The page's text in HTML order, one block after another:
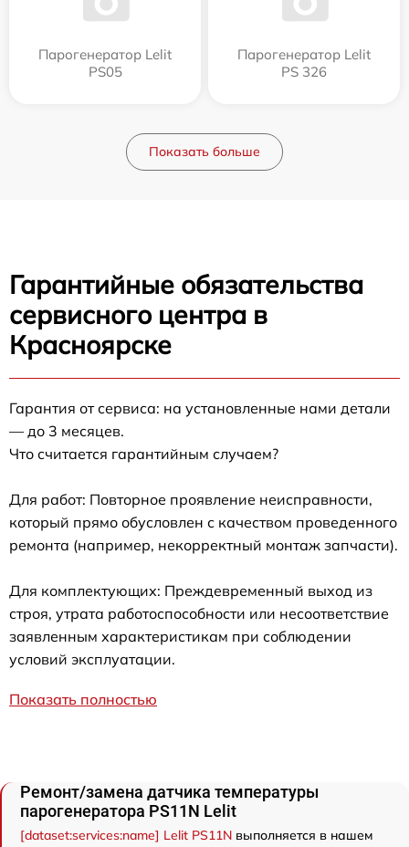
Парогенератор Lelit
PS05
Парогенератор Lelit
PS 326
Показать больше
Гарантийные обязательства
сервисного центра в
Красноярске
Гарантия от сервиса: на установленные нами детали
— до 3 месяцев.
Что считается гарантийным случаем?
Для работ: Повторное проявление неисправности,
который прямо обусловлен с качеством проведенного
ремонта (например, некорректный монтаж запчасти).
Для комплектующих: Преждевременный выход из
строя, утрата работоспособности или несоответствие
заявленным характеристикам при соблюдении
условий эксплуатации.
Показать полностью
Ремонт/замена датчика температуры
парогенератора PS11N Lelit
[dataset:services:name] Lelit PS11N выполняется в нашем